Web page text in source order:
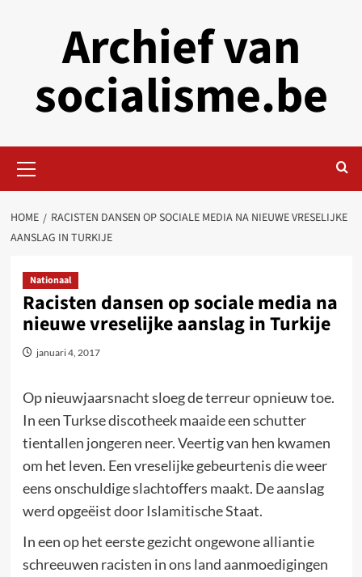
Archief van
socialisme.be
Menu
HOME
RACISTEN DANSEN OP SOCIALE MEDIA NA NIEUWE VRESELIJKE
AANSLAG IN TURKIJE
Nationaal
Racisten dansen op sociale media na
nieuwe vreselijke aanslag in Turkije
januari 4, 2017
Op nieuwjaarsnacht sloeg de terreur opnieuw toe.
In een Turkse discotheek maaide een schutter
tientallen jongeren neer. Veertig van hen kwamen
om het leven. Een vreselijke gebeurtenis die weer
eens onschuldige slachtoffers maakt. De aanslag
werd opgeëist door Islamitische Staat.
In een op het eerste gezicht ongewone alliantie
schreeuwen racisten in ons land aanmoedigingen